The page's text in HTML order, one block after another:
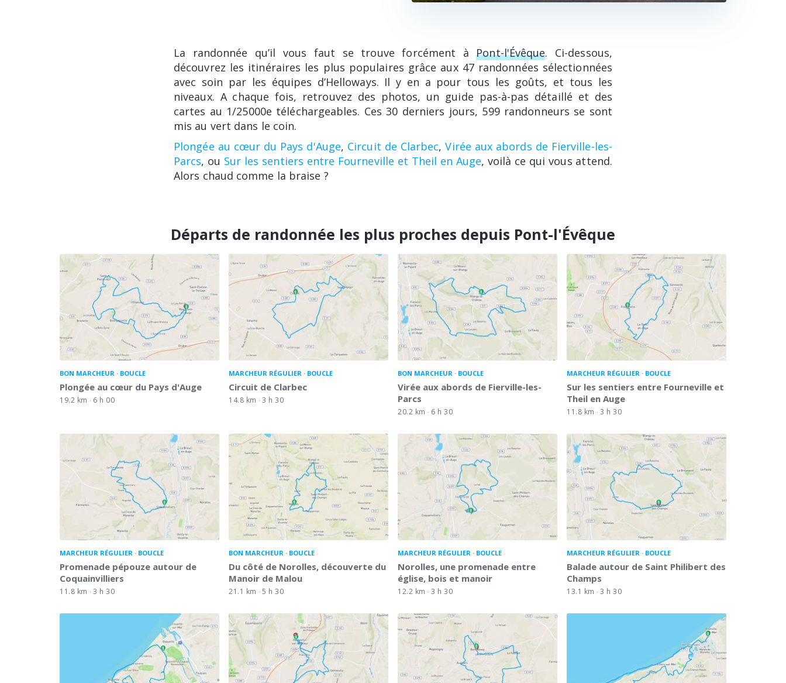
La randonnée qu’il vous faut se trouve forcément àPont-l'Évêque. Ci-dessous,
découvrez les itinéraires les plus populaires grâce aux 47 randonnées sélectionnées
avec soin par les équipes d’Helloways. Il y en a pour tous les goûts, et tous les
niveaux. A chaque fois, retrouvez des photos, un guide pas-à-pas détaillé et des
cartes au 1/25000e téléchargeables. Ces 30 derniers jours, 599 randonneurs se sont
mis au vert dans le coin.
Plongée au cœur du Pays d'Auge, Circuit de Clarbec,Virée aux abords de Fierville-les-
Parcs, ou Sur les sentiers entre Fourneville et Theil en Auge, voilà ce qui vous attend.
Alors chaud comme la braise ?
Départs de randonnée les plus proches depuis Pont-l'Évêque
BON MARCHEUR BOUCLE
Plongée au cœur du Pays d'Auge
19.2 km 6 h 00
MARCHEUR RÉGULIER BOUCLE
Circuit de Clarbec
14.8 km 3 h 30
BON MARCHEUR BOUCLE
Virée aux abords de Fierville-les-
Parcs
20.2 km 6 h 30
MARCHEUR RÉGULIER BOUCLE
Sur les sentiers entre Fourneville et
Theil en Auge
11.8 km 3 h 30
MARCHEUR RÉGULIER BOUCLE
Promenade pépouze autour de
Coquainvilliers
11.8 km 3 h 30
BON MARCHEUR BOUCLE
Du côté de Norolles, découverte du
Manoir de Malou
21.1 km 5 h 30
MARCHEUR RÉGULIER BOUCLE
Norolles, une promenade entre
église, bois et manoir
12.2 km 3 h 30
MARCHEUR RÉGULIER BOUCLE
Balade autour de Saint Philibert des
Champs
13.1 km 3 h 30